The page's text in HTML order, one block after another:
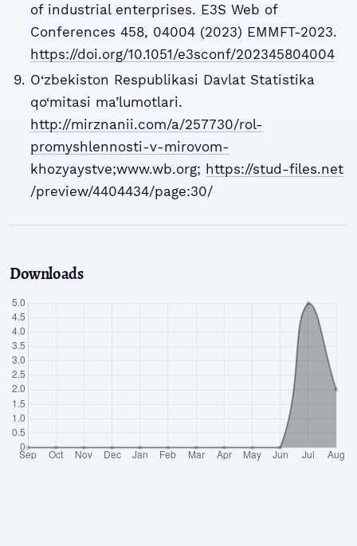
of industrial enterprises. E3S Web of
Conferences 458, 04004 (2023) EMMFT-2023.
https://doi.org/10.1051/e3sconf/202345804004
O‘zbekiston Respublikasi Davlat Statistika
qo‘mitasi ma’lumotlari.
http://mirznanii.com/a/257730/rol-
promyshlennosti-v-mirovom-
khozyaystve;www.wb.org; https://stud-files.net
/preview/4404434/page:30/
Downloads